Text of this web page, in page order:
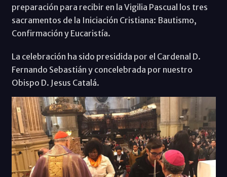
preparación para recibir en la Vigilia Pascual los tres
sacramentos de la Iniciación Cristiana: Bautismo,
Confirmación y Eucaristía.
La celebración ha sido presidida por el Cardenal D.
Fernando Sebastián y concelebrada por nuestro
Obispo D. Jesus Catalá.